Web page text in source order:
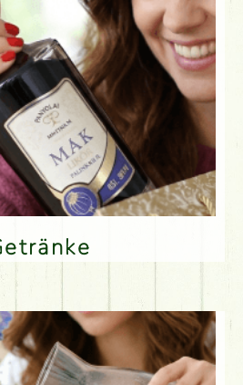
Getränke